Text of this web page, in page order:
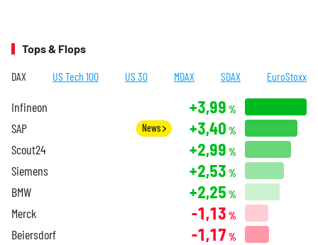
Tops & Flops
DAX US Tech 100 US 30 MDAX SDAX EuroStoxx
Infineon +3,99 %
SAP News +3,40 %
Scout24 +2,99 %
Siemens +2,53 %
BMW +2,25 %
Merck -1,13 %
Beiersdorf -1,17 %